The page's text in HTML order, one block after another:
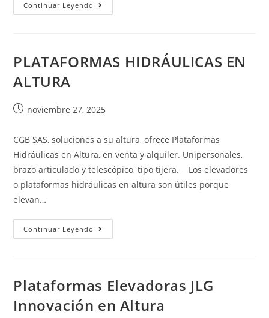
Continuar Leyendo
PLATAFORMAS HIDRÁULICAS EN
ALTURA
noviembre 27, 2025
CGB SAS, soluciones a su altura, ofrece Plataformas
Hidráulicas en Altura, en venta y alquiler. Unipersonales,
brazo articulado y telescópico, tipo tijera. Los elevadores
o plataformas hidráulicas en altura son útiles porque
elevan…
Continuar Leyendo
Plataformas Elevadoras JLG
Innovación en Altura